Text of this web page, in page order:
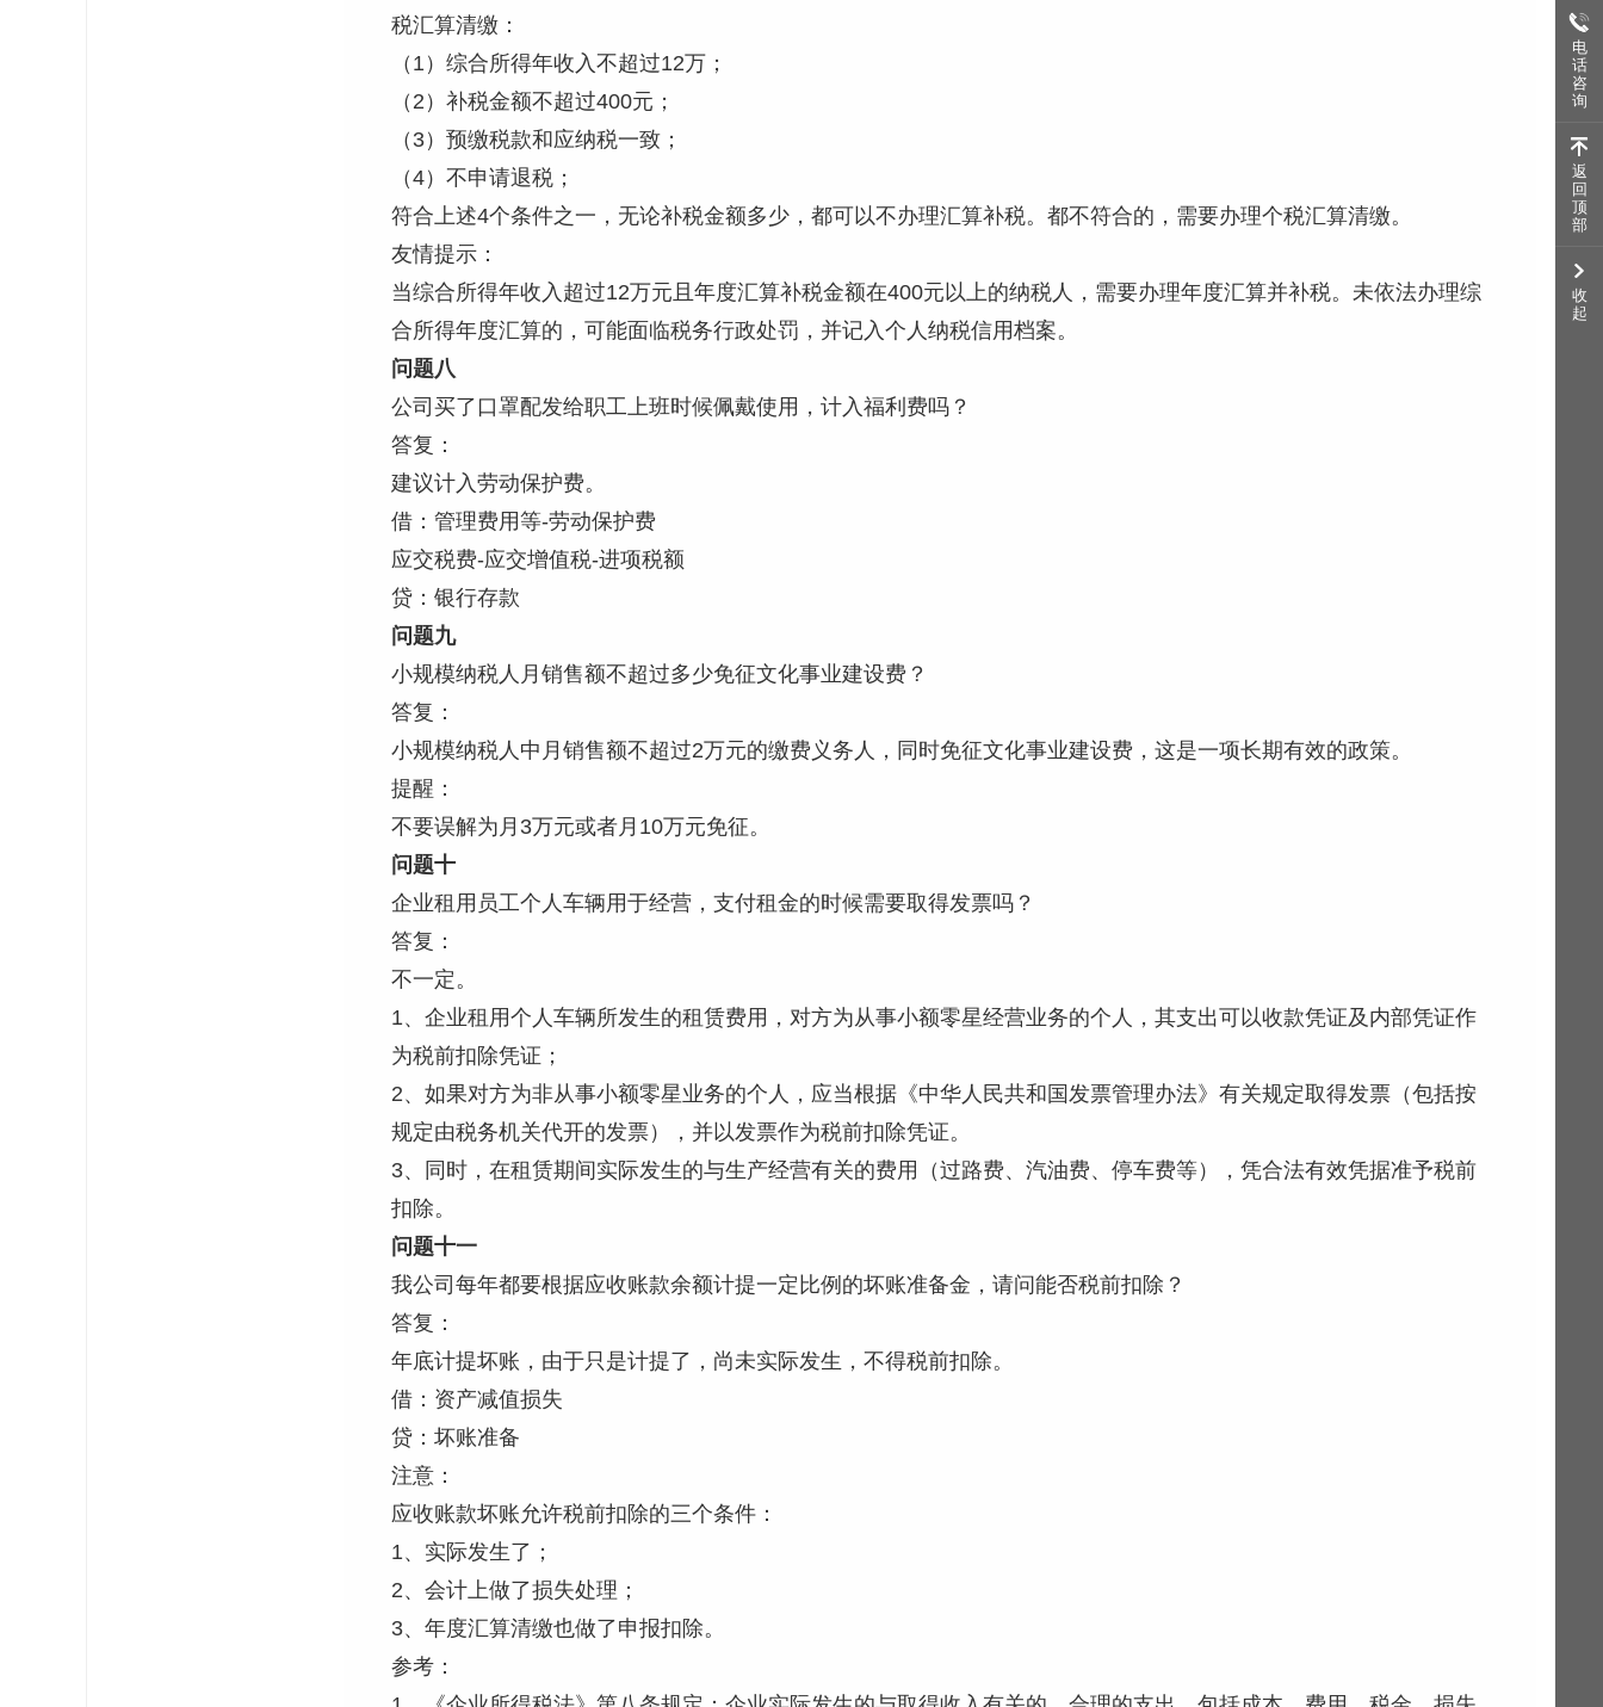
税汇算清缴：
（1）综合所得年收入不超过12万；
（2）补税金额不超过400元；
（3）预缴税款和应纳税一致；
（4）不申请退税；
符合上述4个条件之一，无论补税金额多少，都可以不办理汇算补税。都不符合的，需要办理个税汇算清缴。
友情提示：
当综合所得年收入超过12万元且年度汇算补税金额在400元以上的纳税人，需要办理年度汇算并补税。未依法办理综
合所得年度汇算的，可能面临税务行政处罚，并记入个人纳税信用档案。
问题八
公司买了口罩配发给职工上班时候佩戴使用，计入福利费吗？
答复：
建议计入劳动保护费。
借：管理费用等-劳动保护费
应交税费-应交增值税-进项税额
贷：银行存款
问题九
小规模纳税人月销售额不超过多少免征文化事业建设费？
答复：
小规模纳税人中月销售额不超过2万元的缴费义务人，同时免征文化事业建设费，这是一项长期有效的政策。
提醒：
不要误解为月3万元或者月10万元免征。
问题十
企业租用员工个人车辆用于经营，支付租金的时候需要取得发票吗？
答复：
不一定。
1、企业租用个人车辆所发生的租赁费用，对方为从事小额零星经营业务的个人，其支出可以收款凭证及内部凭证作
为税前扣除凭证；
2、如果对方为非从事小额零星业务的个人，应当根据《中华人民共和国发票管理办法》有关规定取得发票（包括按
规定由税务机关代开的发票），并以发票作为税前扣除凭证。
3、同时，在租赁期间实际发生的与生产经营有关的费用（过路费、汽油费、停车费等），凭合法有效凭据准予税前
扣除。
问题十一
我公司每年都要根据应收账款余额计提一定比例的坏账准备金，请问能否税前扣除？
答复：
年底计提坏账，由于只是计提了，尚未实际发生，不得税前扣除。
借：资产减值损失
贷：坏账准备
注意：
应收账款坏账允许税前扣除的三个条件：
1、实际发生了；
2、会计上做了损失处理；
3、年度汇算清缴也做了申报扣除。
参考：
电
话
咨
询
返
回
顶
部